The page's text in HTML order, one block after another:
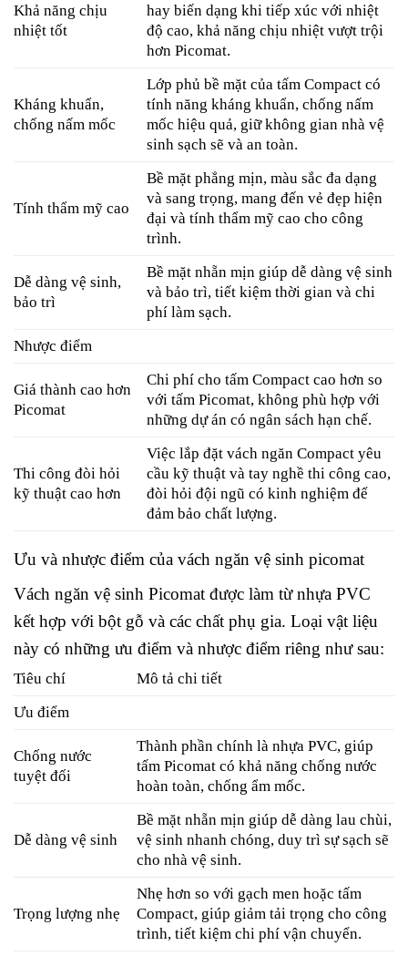
Khả năng chịu
nhiệt tốt
hay biến dạng khi tiếp xúc với nhiệt
độ cao, khả năng chịu nhiệt vượt trội
hơn Picomat.
Kháng khuẩn,
chống nấm mốc
Lớp phủ bề mặt của tấm Compact có
tính năng kháng khuẩn, chống nấm
mốc hiệu quả, giữ không gian nhà vệ
sinh sạch sẽ và an toàn.
Tính thẩm mỹ cao
Bề mặt phẳng mịn, màu sắc đa dạng
và sang trọng, mang đến vẻ đẹp hiện
đại và tính thẩm mỹ cao cho công
trình.
Dễ dàng vệ sinh,
bảo trì
Bề mặt nhẵn mịn giúp dễ dàng vệ sinh
và bảo trì, tiết kiệm thời gian và chi
phí làm sạch.
Nhược điểm
Giá thành cao hơn
Picomat
Chi phí cho tấm Compact cao hơn so
với tấm Picomat, không phù hợp với
những dự án có ngân sách hạn chế.
Thi công đòi hỏi
kỹ thuật cao hơn
Việc lắp đặt vách ngăn Compact yêu
cầu kỹ thuật và tay nghề thi công cao,
đòi hỏi đội ngũ có kinh nghiệm để
đảm bảo chất lượng.
Ưu và nhược điểm của vách ngăn vệ sinh picomat
Vách ngăn vệ sinh Picomat được làm từ nhựa PVC
kết hợp với bột gỗ và các chất phụ gia. Loại vật liệu
này có những ưu điểm và nhược điểm riêng như sau:
Tiêu chí
Mô tả chi tiết
Ưu điểm
Chống nước
tuyệt đối
Thành phần chính là nhựa PVC, giúp
tấm Picomat có khả năng chống nước
hoàn toàn, chống ẩm mốc.
Dễ dàng vệ sinh
Bề mặt nhẵn mịn giúp dễ dàng lau chùi,
vệ sinh nhanh chóng, duy trì sự sạch sẽ
cho nhà vệ sinh.
Trọng lượng nhẹ
Nhẹ hơn so với gạch men hoặc tấm
Compact, giúp giảm tải trọng cho công
trình, tiết kiệm chi phí vận chuyển.